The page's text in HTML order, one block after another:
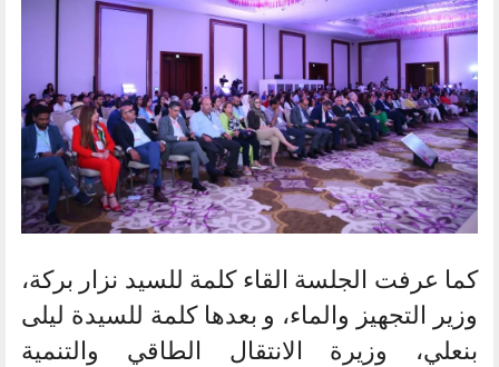
كما عرفت الجلسة القاء كلمة للسيد نزار بركة،
وزير التجهيز والماء، و بعدها كلمة للسيدة ليلى
بنعلي، وزيرة الانتقال الطاقي والتنمية